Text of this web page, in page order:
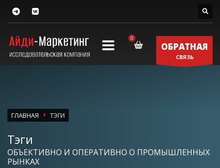
ОБРАТНАЯ
СВЯЗЬ
ГЛАВНАЯ ТЭГИ
Тэги
ОБЪЕКТИВНО И ОПЕРАТИВНО О ПРОМЫШЛЕННЫХ
РЫНКАХ